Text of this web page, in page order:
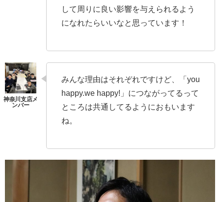
して周りに良い影響を与えられるよう
になれたらいいなと思っています！
みんな理由はそれぞれですけど、「you
happy.we happy!」につながってるって
ところは共通してるようにおもいます
ね。